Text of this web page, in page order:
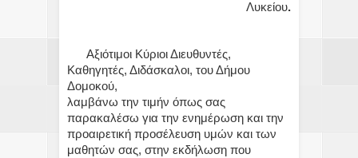
Λυκείου.
Αξιότιμοι Κύριοι Διευθυντές,
Καθηγητές, Διδάσκαλοι, του Δήμου
Δομοκού,
λαμβάνω την τιμήν όπως σας
παρακαλέσω για την ενημέρωση και την
προαιρετική προσέλευση υμών και των
μαθητών σας, στην εκδήλωση που